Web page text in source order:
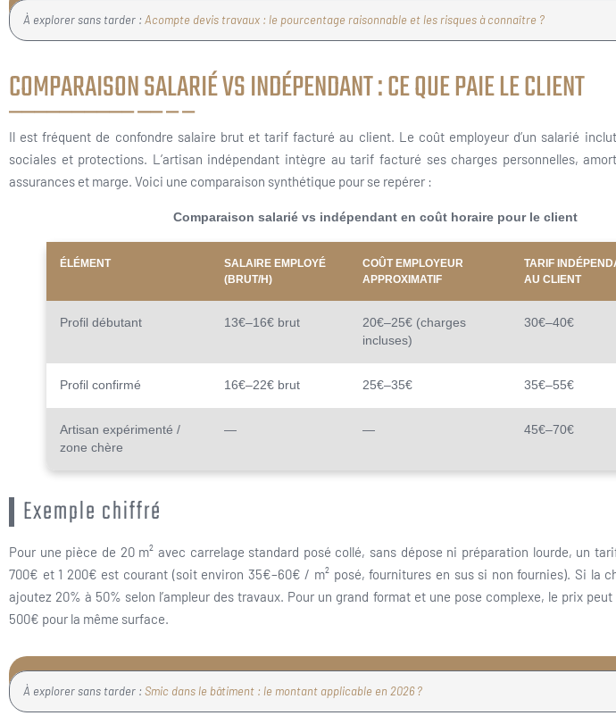
À explorer sans tarder : Acompte devis travaux : le pourcentage raisonnable et les risques à connaître ?
COMPARAISON SALARIÉ VS INDÉPENDANT : CE QUE PAIE LE CLIENT
Il est fréquent de confondre salaire brut et tarif facturé au client. Le coût employeur d’un salarié
sociales et protections. L’artisan indépendant intègre au tarif facturé ses charges personnelles,
assurances et marge. Voici une comparaison synthétique pour se repérer :
Comparaison salarié vs indépendant en coût horaire pour le client
ÉLÉMENT
SALAIRE EMPLOYÉ
(BRUT/H)
COÛT EMPLOYEUR
APPROXIMATIF
TARIF
AU CLIENT
Profil débutant 13€–16€ brut
20€–25€ (charges
incluses)
30€–40€
Profil confirmé 16€–22€ brut 25€–35€ 35€–55€
Artisan expérimenté /
zone chère
— — 45€–70€
Exemple chiffré
Pour une pièce de 20 m² avec carrelage standard posé collé, sans dépose ni préparation lourde, un
700€ et 1 200€ est courant (soit environ 35€–60€ / m² posé, fournitures en sus si non fournies). Si la
ajoutez 20% à 50% selon l’ampleur des travaux. Pour un grand format et une pose complexe, le prix
500€ pour la même surface.
À explorer sans tarder : Smic dans le bâtiment : le montant applicable en 2026 ?